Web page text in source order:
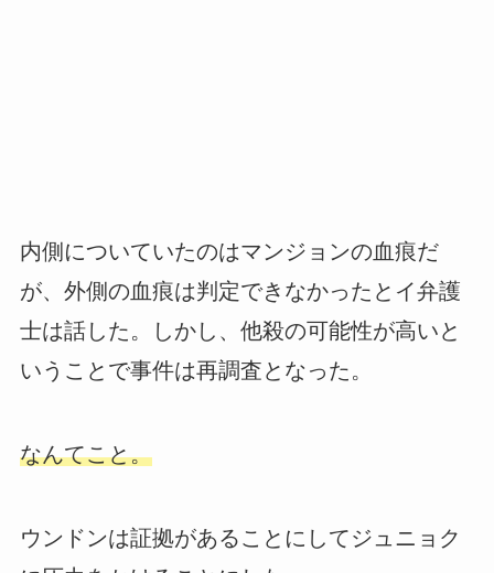
内側についていたのはマンジョンの血痕だ
が、外側の血痕は判定できなかったとイ弁護
士は話した。しかし、他殺の可能性が高いと
いうことで事件は再調査となった。
なんてこと。
ウンドンは証拠があることにしてジュニョク